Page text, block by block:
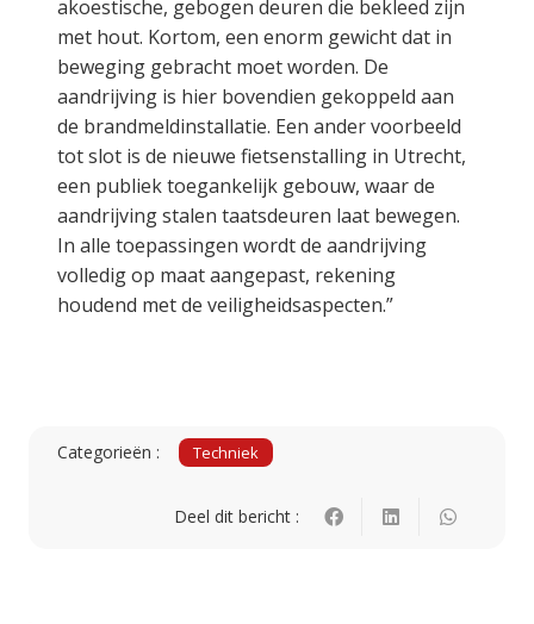
akoestische, gebogen deuren die bekleed zijn
met hout. Kortom, een enorm gewicht dat in
beweging gebracht moet worden. De
aandrijving is hier bovendien gekoppeld aan
de brandmeldinstallatie. Een ander voorbeeld
tot slot is de nieuwe fietsenstalling in Utrecht,
een publiek toegankelijk gebouw, waar de
aandrijving stalen taatsdeuren laat bewegen.
In alle toepassingen wordt de aandrijving
volledig op maat aangepast, rekening
houdend met de veiligheidsaspecten.”
Categorieën : Techniek
Deel dit bericht :